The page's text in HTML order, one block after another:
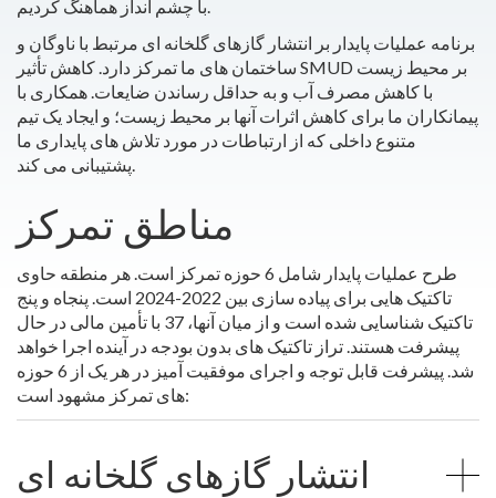
برنامه عملیات پایدار بر انتشار گازهای گلخانه ای مرتبط با ناوگان و
ساختمان های ما تمرکز دارد. کاهش تأثیر SMUD بر محیط زیست
با کاهش مصرف آب و به حداقل رساندن ضایعات. همکاری با
پیمانکاران ما برای کاهش اثرات آنها بر محیط زیست؛ و ایجاد یک تیم
متنوع داخلی که از ارتباطات در مورد تلاش های پایداری ما
مناطق تمرکز
طرح عملیات پایدار شامل 6 حوزه تمرکز است. هر منطقه حاوی
تاکتیک هایی برای پیاده سازی بین 2022-2024 است. پنجاه و پنج
تاکتیک شناسایی شده است و از میان آنها، 37 با تأمین مالی در حال
پیشرفت هستند. تراز تاکتیک های بدون بودجه در آینده اجرا خواهد
شد. پیشرفت قابل توجه و اجرای موفقیت آمیز در هر یک از 6 حوزه
های تمرکز مشهود است:
انتشار گازهای گلخانه ای